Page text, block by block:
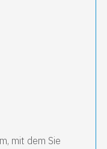
mit dem Sie